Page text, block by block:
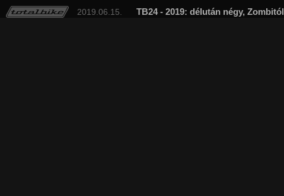
TB24 - 2019: délután négy, Zombitól
2019.06.15.